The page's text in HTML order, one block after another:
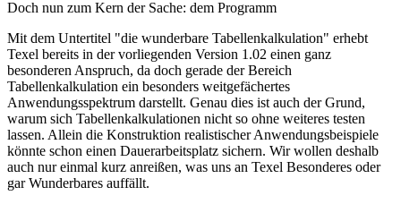
Doch nun zum Kern der Sache: dem Programm
Mit dem Untertitel "die wunderbare Tabellenkalkulation" erhebt
Texel bereits in der vorliegenden Version 1.02 einen ganz
besonderen Anspruch, da doch gerade der Bereich
Tabellenkalkulation ein besonders weitgefächertes
Anwendungsspektrum darstellt. Genau dies ist auch der Grund,
warum sich Tabellenkalkulationen nicht so ohne weiteres testen
lassen. Allein die Konstruktion realistischer Anwendungsbeispiele
könnte schon einen Dauerarbeitsplatz sichern. Wir wollen deshalb
auch nur einmal kurz anreißen, was uns an Texel Besonderes oder
gar Wunderbares auffällt.